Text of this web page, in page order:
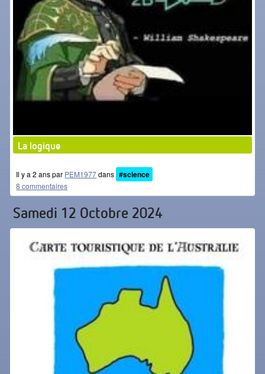
La logique
Il y a 2 ans par PEM1977dans #science
8 commentaires
Samedi 12 Octobre 2024